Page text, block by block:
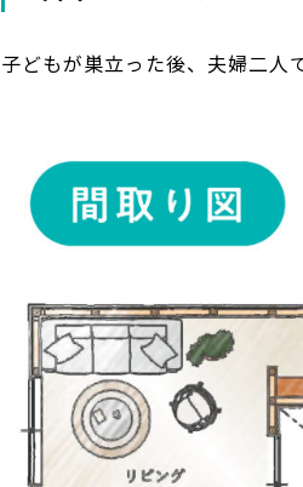
子どもが巣立った後、夫婦二人